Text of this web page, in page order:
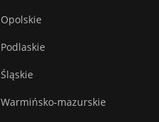
Opolskie
Podlaskie
Śląskie
Warmińsko-mazurskie